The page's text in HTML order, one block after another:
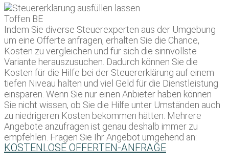
Indem Sie diverse Steuerexperten aus der Umgebung
um eine Offerte anfragen, erhalten Sie die Chance,
Kosten zu vergleichen und für sich die sinnvollste
Variante herauszusuchen. Dadurch können Sie die
Kosten für die Hilfe bei der Steuererklärung auf einem
tiefen Niveau halten und viel Geld für die Dienstleistung
einsparen. Wenn Sie nur einen Anbieter haben können
Sie nicht wissen, ob Sie die Hilfe unter Umständen auch
zu niedrigeren Kosten bekommen hätten. Mehrere
Angebote anzufragen ist genau deshalb immer zu
empfehlen. Fragen Sie Ihr Angebot umgehend an:
KOSTENLOSE OFFERTEN-ANFRAGE